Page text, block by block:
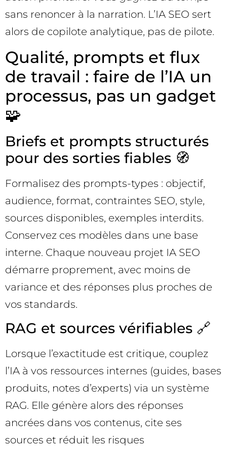
sans renoncer à la narration. L’IA SEO sert
alors de copilote analytique, pas de pilote.
Qualité, prompts et flux
de travail : faire de l’IA un
processus, pas un gadget
🧩
Briefs et prompts structurés
pour des sorties fiables 🧭
Formalisez des prompts-types : objectif,
audience, format, contraintes SEO, style,
sources disponibles, exemples interdits.
Conservez ces modèles dans une base
interne. Chaque nouveau projet IA SEO
démarre proprement, avec moins de
variance et des réponses plus proches de
vos standards.
RAG et sources vérifiables 🔗
Lorsque l’exactitude est critique, couplez
l’IA à vos ressources internes (guides, bases
produits, notes d’experts) via un système
RAG. Elle génère alors des réponses
ancrées dans vos contenus, cite ses
sources et réduit les risques